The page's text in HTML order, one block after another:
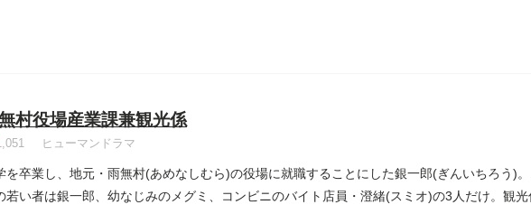
村役場産業課兼観光係
ヒューマンドラマ
を卒業し、地元・雨無村(あめなしむら)の役場に就職することにした銀一郎(ぎんいちろう)
若い者は銀一郎、幼なじみのメグミ、コンビニのバイト店員・澄緒(スミオ)の3人だけ。観光